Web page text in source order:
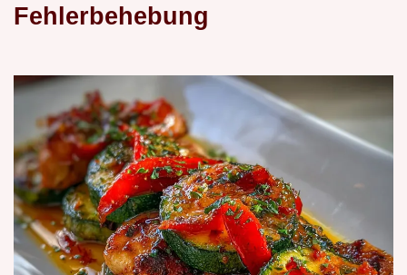
Fehlerbehebung